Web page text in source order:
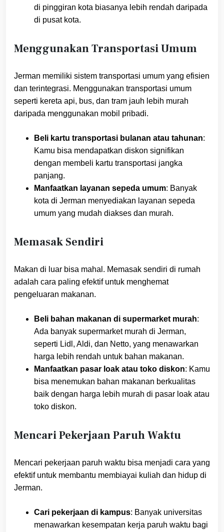
di pinggiran kota biasanya lebih rendah daripada
di pusat kota.
Menggunakan Transportasi Umum
Jerman memiliki sistem transportasi umum yang efisien
dan terintegrasi. Menggunakan transportasi umum
seperti kereta api, bus, dan tram jauh lebih murah
daripada menggunakan mobil pribadi.
Beli kartu transportasi bulanan atau tahunan:
Kamu bisa mendapatkan diskon signifikan
dengan membeli kartu transportasi jangka
panjang.
Manfaatkan layanan sepeda umum: Banyak
kota di Jerman menyediakan layanan sepeda
umum yang mudah diakses dan murah.
Memasak Sendiri
Makan di luar bisa mahal. Memasak sendiri di rumah
adalah cara paling efektif untuk menghemat
pengeluaran makanan.
Beli bahan makanan di supermarket murah:
Ada banyak supermarket murah di Jerman,
seperti Lidl, Aldi, dan Netto, yang menawarkan
harga lebih rendah untuk bahan makanan.
Manfaatkan pasar loak atau toko diskon: Kamu
bisa menemukan bahan makanan berkualitas
baik dengan harga lebih murah di pasar loak atau
toko diskon.
Mencari Pekerjaan Paruh Waktu
Mencari pekerjaan paruh waktu bisa menjadi cara yang
efektif untuk membantu membiayai kuliah dan hidup di
Jerman.
Cari pekerjaan di kampus: Banyak universitas
menawarkan kesempatan kerja paruh waktu bagi